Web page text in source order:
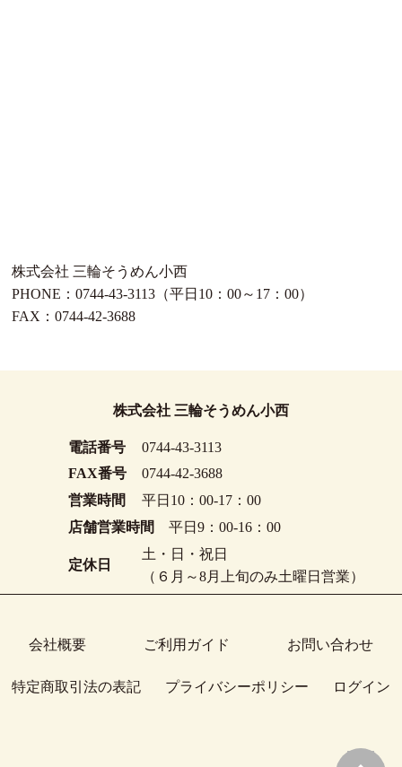
株式会社 三輪そうめん小西
PHONE：0744-43-3113（平日10：00～17：00）
FAX：0744-42-3688
株式会社 三輪そうめん小西
電話番号
0744-43-3113
FAX番号
0744-42-3688
営業時間
平日10：00-17：00
店舗営業時間
平日9：00-16：00
定休日
土・日・祝日
（６月～8月上旬のみ土曜日営業）
会社概要 ご利用ガイド お問い合わせ
特定商取引法の表記 プライバシーポリシー ログイン